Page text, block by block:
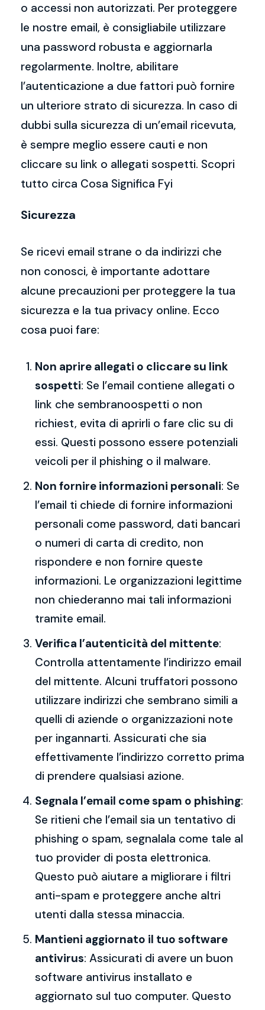
o accessi non autorizzati. Per proteggere
le nostre email, è consigliabile utilizzare
una password robusta e aggiornarla
regolarmente. Inoltre, abilitare
l’autenticazione a due fattori può fornire
un ulteriore strato di sicurezza. In caso di
dubbi sulla sicurezza di un’email ricevuta,
è sempre meglio essere cauti e non
cliccare su link o allegati sospetti. Scopri
tutto circa Cosa Significa Fyi
Sicurezza
Se ricevi email strane o da indirizzi che
non conosci, è importante adottare
alcune precauzioni per proteggere la tua
sicurezza e la tua privacy online. Ecco
cosa puoi fare:
Non aprire allegati o cliccare su link
sospetti: Se l’email contiene allegati o
link che sembranoospetti o non
richiest, evita di aprirli o fare clic su di
essi. Questi possono essere potenziali
veicoli per il phishing o il malware.
Non fornire informazioni personali: Se
l’email ti chiede di fornire informazioni
personali come password, dati bancari
o numeri di carta di credito, non
rispondere e non fornire queste
informazioni. Le organizzazioni legittime
non chiederanno mai tali informazioni
tramite email.
Verifica l’autenticità del mittente:
Controlla attentamente l’indirizzo email
del mittente. Alcuni truffatori possono
utilizzare indirizzi che sembrano simili a
quelli di aziende o organizzazioni note
per ingannarti. Assicurati che sia
effettivamente l’indirizzo corretto prima
di prendere qualsiasi azione.
Segnala l’email come spam o phishing:
Se ritieni che l’email sia un tentativo di
phishing o spam, segnalala come tale al
tuo provider di posta elettronica.
Questo può aiutare a migliorare i filtri
anti-spam e proteggere anche altri
utenti dalla stessa minaccia.
Mantieni aggiornato il tuo software
antivirus: Assicurati di avere un buon
software antivirus installato e
aggiornato sul tuo computer. Questo